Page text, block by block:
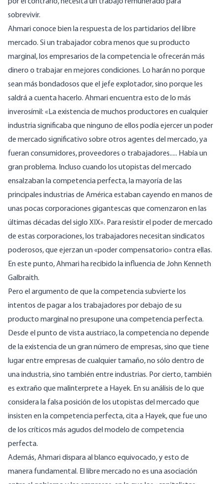
sobrevivir.
Ahmari conoce bien la respuesta de los partidarios del libre
mercado. Si un trabajador cobra menos que su producto
marginal, los empresarios de la competencia le ofrecerán más
dinero o trabajar en mejores condiciones. Lo harán no porque
sean más bondadosos que el jefe explotador, sino porque les
saldrá a cuenta hacerlo. Ahmari encuentra esto de lo más
inverosímil: «La existencia de muchos productores en cualquier
industria significaba que ninguno de ellos podía ejercer un poder
de mercado significativo sobre otros agentes del mercado, ya
fueran consumidores, proveedores o trabajadores..... Había un
gran problema. Incluso cuando los utopistas del mercado
ensalzaban la competencia perfecta, la mayoría de las
principales industrias de América estaban cayendo en manos de
unas pocas corporaciones gigantescas que comenzaron en las
últimas décadas del siglo XIX». Para resistir el poder de mercado
de estas corporaciones, los trabajadores necesitan sindicatos
poderosos, que ejerzan un «poder compensatorio» contra ellas.
En este punto, Ahmari ha recibido la influencia de John Kenneth
Galbraith.
Pero el argumento de que la competencia subvierte los
intentos de pagar a los trabajadores por debajo de su
producto marginal no presupone una competencia perfecta.
Desde el punto de vista austriaco, la competencia no depende
de la existencia de un gran número de empresas, sino que tiene
lugar entre empresas de cualquier tamaño, no sólo dentro de
una industria, sino también entre industrias. Por cierto, también
es extraño que malinterprete a Hayek. En su análisis de lo que
considera la falsa posición de los utopistas del mercado que
insisten en la competencia perfecta, cita a Hayek, que fue uno
de los críticos más agudos del modelo de competencia
perfecta.
Además, Ahmari dispara al blanco equivocado, y esto de
manera fundamental. El libre mercado no es una asociación